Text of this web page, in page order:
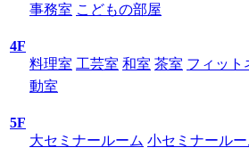
事務室 こどもの部屋
4F
料理室 工芸室 和室 茶室 フィット
動室
5F
大セミナールーム 小セミナールー